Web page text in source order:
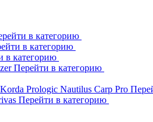
в категорию
в категорию
в категорию
Перейти в категорию
Korda Prologic Nautilus Carp Pro
Перейти в категорию